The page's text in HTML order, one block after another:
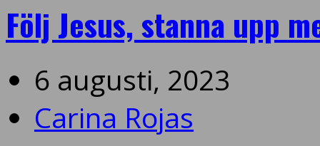
Följ Jesus, stanna upp
6 augusti, 2023
Carina Rojas